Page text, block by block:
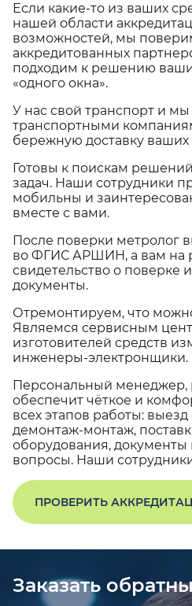
Если какие-то из ваших
нашей области
возможностей, мы
аккредитованных
подходим к решению
«одного окна».
У нас свой транспорт и
транспортными
бережную доставку
Готовы к поискам
задач. Наши сотрудники
мобильны и
вместе с вами.
После поверки метролог
во ФГИС АРШИН, а вам на
свидетельство о поверке
документы.
Отремонтируем, что
Являемся сервисным
изготовителей средств
инженеры-электронщики.
Персональный менеджер,
обеспечит чёткое и
всех этапов работы:
демонтаж-монтаж,
оборудования,
вопросы. Наши
ПРОВЕРИТЬ
Заказать